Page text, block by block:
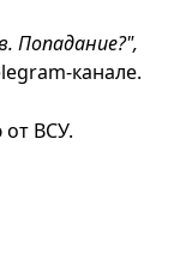
Попадание?",
канале.
ВСУ.